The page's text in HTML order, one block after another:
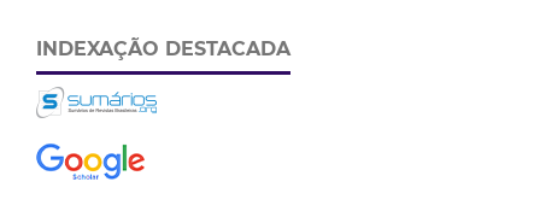
INDEXAÇÃO DESTACADA